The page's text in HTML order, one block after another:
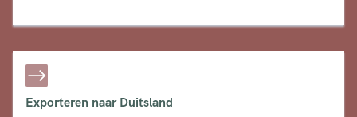
Exporteren naar Duitsland